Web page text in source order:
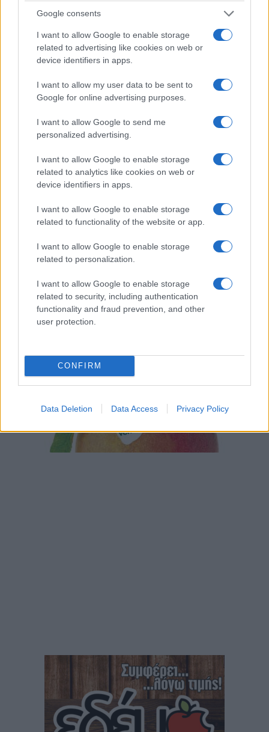
Google consents
I want to allow Google to enable storage
related to advertising like cookies on web or
device identifiers in apps.
I want to allow my user data to be sent to
Google for online advertising purposes.
I want to allow Google to send me
personalized advertising.
I want to allow Google to enable storage
related to analytics like cookies on web or
device identifiers in apps.
I want to allow Google to enable storage
related to functionality of the website or app.
I want to allow Google to enable storage
related to personalization.
I want to allow Google to enable storage
related to security, including authentication
functionality and fraud prevention, and other
user protection.
CONFIRM
Data Deletion Data Access Privacy Policy